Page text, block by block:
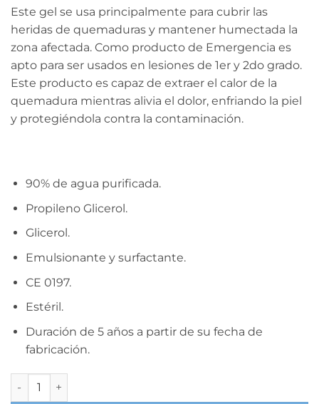
Este gel se usa principalmente para cubrir las
heridas de quemaduras y mantener humectada la
zona afectada. Como producto de Emergencia es
apto para ser usados en lesiones de 1er y 2do grado.
Este producto es capaz de extraer el calor de la
quemadura mientras alivia el dolor, enfriando la piel
y protegiéndola contra la contaminación.
90% de agua purificada.
Propileno Glicerol.
Glicerol.
Emulsionante y surfactante.
CE 0197.
Estéril.
Duración de 5 años a partir de su fecha de
fabricación.
Burncare Face Mask 30x40cm. Tratamiento quemaduras